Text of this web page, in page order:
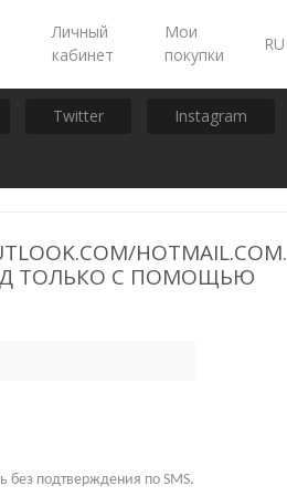
Личный
кабинет
Мои
покупки
RU
Twitter Instagram
HOTMAIL.COM.
ТОЛЬКО С ПОМОЩЬЮ
без подтверждения по SMS.